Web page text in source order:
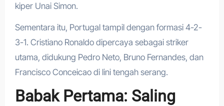
kiper Unai Simon.
Sementara itu, Portugal tampil dengan formasi 4-2-
3-1. Cristiano Ronaldo dipercaya sebagai striker
utama, didukung Pedro Neto, Bruno Fernandes, dan
Francisco Conceicao di lini tengah serang.
Babak Pertama: Saling